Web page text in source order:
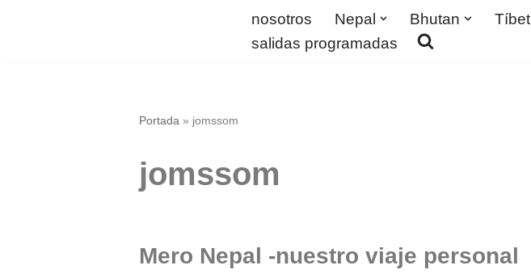
nosotros Nepal Bhutan Tíbet
salidas programadas
Portada » jomssom
jomssom
Mero Nepal -nuestro viaje personal